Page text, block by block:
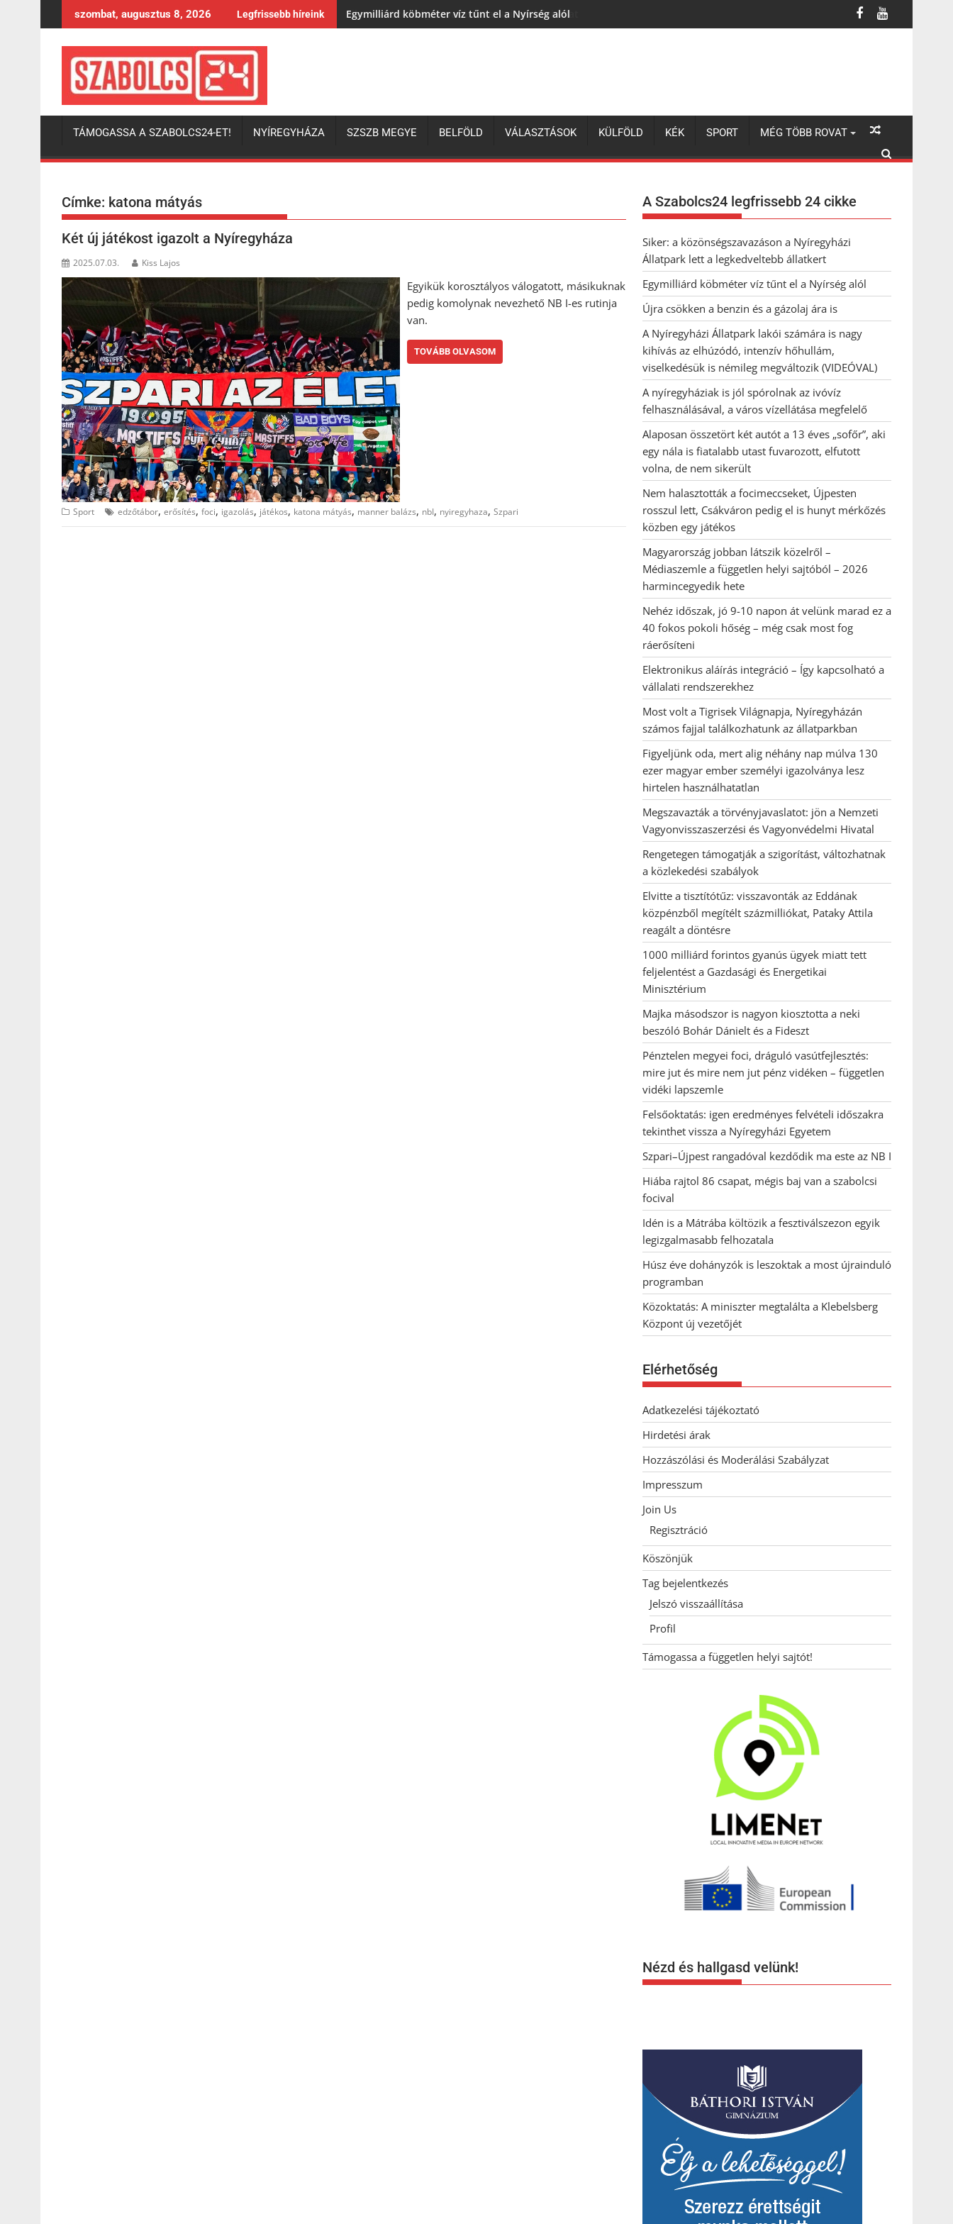
to
szombat, augusztus 8, 2026 Legfrissebb híreink Egymilliárd köbméter víz tűnt el a Nyírség alól
TÁMOGASSA A SZABOLCS24-ET! NYÍREGYHÁZA SZSZB MEGYE BELFÖLD VÁLASZTÁSOK KÜLFÖLD KÉK SPORT MÉG TÖBB ROVAT
Címke: katona mátyás
Két új játékost igazolt a Nyíregyháza
2025.07.03. Kiss Lajos
Egyikük korosztályos válogatott, másikuknak
pedig komolynak nevezhető NB I-es rutinja
van.
TOVÁBB OLVASOM
Sport edzőtábor, erősítés, foci, igazolás, játékos, katona mátyás, manner balázs, nbI, nyiregyhaza, Szpari
A Szabolcs24 legfrissebb 24 cikke
Siker: a közönségszavazáson a Nyíregyházi
Állatpark lett a legkedveltebb állatkert
Egymilliárd köbméter víz tűnt el a Nyírség alól
Újra csökken a benzin és a gázolaj ára is
A Nyíregyházi Állatpark lakói számára is nagy
kihívás az elhúzódó, intenzív hőhullám,
viselkedésük is némileg megváltozik (VIDEÓVAL)
A nyíregyháziak is jól spórolnak az ivóvíz
felhasználásával, a város vízellátása megfelelő
Alaposan összetört két autót a 13 éves „sofőr”, aki
egy nála is fiatalabb utast fuvarozott, elfutott
volna, de nem sikerült
Nem halasztották a focimeccseket, Újpesten
rosszul lett, Csákváron pedig el is hunyt mérkőzés
közben egy játékos
Magyarország jobban látszik közelről –
Médiaszemle a független helyi sajtóból – 2026
harmincegyedik hete
Nehéz időszak, jó 9-10 napon át velünk marad ez a
40 fokos pokoli hőség – még csak most fog
ráerősíteni
Elektronikus aláírás integráció – Így kapcsolható a
vállalati rendszerekhez
Most volt a Tigrisek Világnapja, Nyíregyházán
számos fajjal találkozhatunk az állatparkban
Figyeljünk oda, mert alig néhány nap múlva 130
ezer magyar ember személyi igazolványa lesz
hirtelen használhatatlan
Megszavazták a törvényjavaslatot: jön a Nemzeti
Vagyonvisszaszerzési és Vagyonvédelmi Hivatal
Rengetegen támogatják a szigorítást, változhatnak
a közlekedési szabályok
Elvitte a tisztítótűz: visszavonták az Eddának
közpénzből megítélt százmilliókat, Pataky Attila
reagált a döntésre
1000 milliárd forintos gyanús ügyek miatt tett
feljelentést a Gazdasági és Energetikai
Minisztérium
Majka másodszor is nagyon kiosztotta a neki
beszóló Bohár Dánielt és a Fideszt
Pénztelen megyei foci, dráguló vasútfejlesztés:
mire jut és mire nem jut pénz vidéken – független
vidéki lapszemle
Felsőoktatás: igen eredményes felvételi időszakra
tekinthet vissza a Nyíregyházi Egyetem
Szpari–Újpest rangadóval kezdődik ma este az NB I
Hiába rajtol 86 csapat, mégis baj van a szabolcsi
focival
Idén is a Mátrába költözik a fesztiválszezon egyik
legizgalmasabb felhozatala
Húsz éve dohányzók is leszoktak a most újrainduló
programban
Közoktatás: A miniszter megtalálta a Klebelsberg
Központ új vezetőjét
Elérhetőség
Adatkezelési tájékoztató
Hirdetési árak
Hozzászólási és Moderálási Szabályzat
Impresszum
Join Us
Regisztráció
Köszönjük
Tag bejelentkezés
Jelszó visszaállítása
Profil
Támogassa a független helyi sajtót!
Nézd és hallgasd velünk!